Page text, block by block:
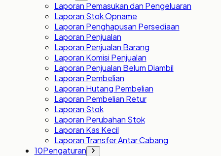
Laporan Pemasukan dan Pengeluaran
Laporan Stok Opname
Laporan Penghapusan Persediaan
Laporan Penjualan
Laporan Penjualan Barang
Laporan Komisi Penjualan
Laporan Penjualan Belum Diambil
Laporan Pembelian
Laporan Hutang Pembelian
Laporan Pembelian Retur
Laporan Stok
Laporan Perubahan Stok
Laporan Kas Kecil
Laporan Transfer Antar Cabang
10Pengaturan